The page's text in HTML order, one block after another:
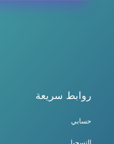
روابط سريعة
حسابي